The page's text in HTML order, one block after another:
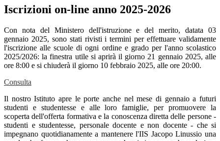
Iscrizioni on-line anno 2025-2026
Con nota del Ministero dell'istruzione e del merito, datata 03
gennaio 2025, sono stati rivisti i termini per effettuare validamente
l'iscrizione alle scuole di ogni ordine e grado per l'anno scolastico
2025/2026: la finestra utile si aprirà il giorno 21 gennaio 2025, alle
ore 8:00 e si chiuderà il giorno 10 febbraio 2025, alle ore 20:00.
Consulta
Il nostro Istituto apre le porte anche nel mese di gennaio a futuri
studenti e studentesse e alle loro famiglie, per promuovere la
scoperta dell'offerta formativa e la conoscenza diretta delle persone -
studenti e studentesse, personale docente e non docente - che si
impegnano quotidianamente a mantenere l'IIS Jacopo Linussio una